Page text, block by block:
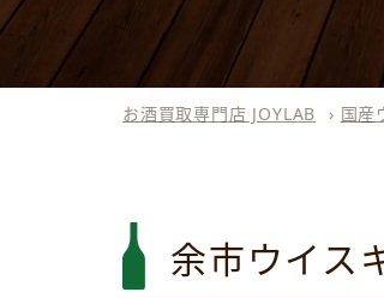
お酒買取専門店 JOYLAB › 国産
余市ウイス